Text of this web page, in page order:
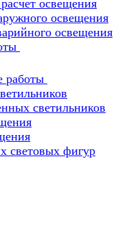
освещения
освещения
освещения
работы
светильников
световых фигур